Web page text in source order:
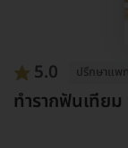
5.0 ปรึกษาแพ
ทำรากฟันเทียม